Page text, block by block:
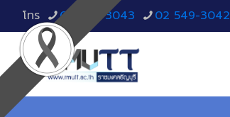
โทร 02 549-3043 02 549-3042